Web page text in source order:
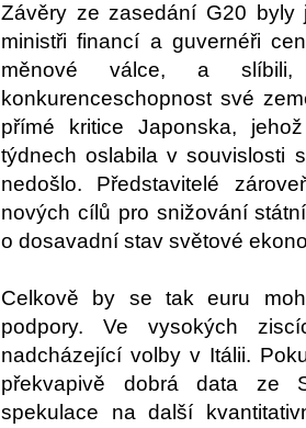
Závěry ze zasedání G20 byly
ministři financí a guvernéři
měnové válce, a slíbili,
konkurenceschopnost své
přímé kritice Japonska,
týdnech oslabila v souvislosti
nedošlo. Představitelé
nových cílů pro snižování
o dosavadní stav světové
Celkově by se tak euru
podpory. Ve vysokých
nadcházející volby v Itálii.
překvapivě dobrá data ze
spekulace na další